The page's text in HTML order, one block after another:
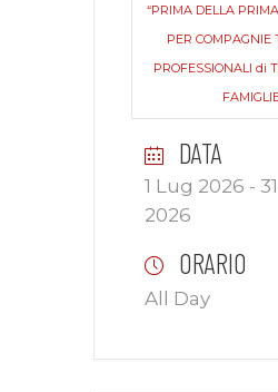
“PRIMA DELLA
PER COMPAGNIE
PROFESSIONALI di
DATA
1 Lug 2026 -
2026
ORARIO
All Day